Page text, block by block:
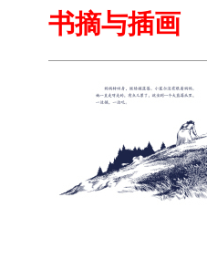
书摘与插画